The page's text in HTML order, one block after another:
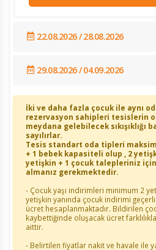
22.08.2026 / 28.08.2026
29.08.2026 / 04.09.2026
İki ve daha fazla çocuk ile aynı
rezervasyon sahipleri tesislerin
meydana gelebilecek sıkışıklığı
sayılırlar.
Tesis standart oda tipleri
+ 1 bebek kapasiteli olup , 2
yetişkin + 1 çocuk talepleriniz
almanız gerekmektedir.
- Çocuk yaşı indirimleri minimum 2
yetişkin yanında çocuk indirimi
ücret hesaplanmaktadır. Bildirilen
kaybettiğinde oluşacak ücret
aittir.
- Belirtilen fiyatlar nakit ve havale ile